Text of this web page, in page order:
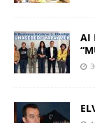
AI